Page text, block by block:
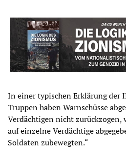
In einer typischen Erklärung der
Truppen haben Warnschüsse
Verdächtigen nicht zurückzogen,
auf einzelne Verdächtige
Soldaten zubewegten.“